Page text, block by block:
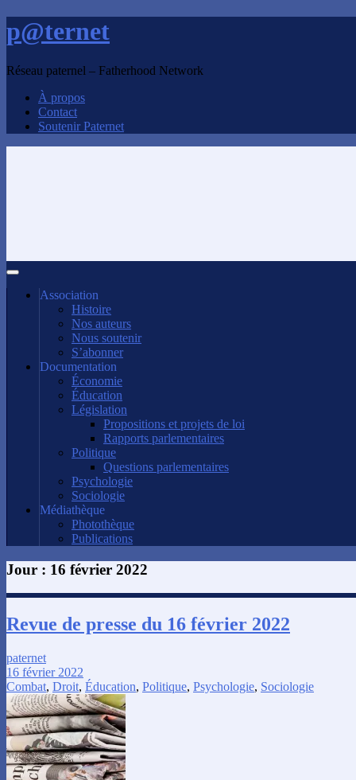
p@ternet
Réseau paternel – Fatherhood Network
À propos
Contact
Soutenir Paternet
Association
Histoire
Nos auteurs
Nous soutenir
S’abonner
Documentation
Économie
Éducation
Législation
Propositions et projets de loi
Rapports parlementaires
Politique
Questions parlementaires
Psychologie
Sociologie
Médiathèque
Photothèque
Publications
Jour : 16 février 2022
Revue de presse du 16 février 2022
paternet
16 février 2022
Combat, Droit, Éducation, Politique, Psychologie, Sociologie